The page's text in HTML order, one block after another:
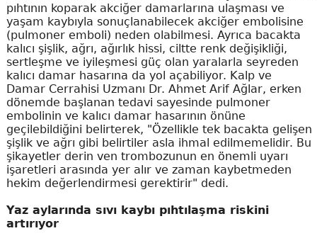
pıhtının koparak akciğer damarlarına ulaşması ve
yaşam kaybıyla sonuçlanabilecek akciğer embolisine
(pulmoner emboli) neden olabilmesi. Ayrıca bacakta
kalıcı şişlik, ağrı, ağırlık hissi, ciltte renk değişikliği,
sertleşme ve iyileşmesi güç olan yaralarla seyreden
kalıcı damar hasarına da yol açabiliyor. Kalp ve
Damar Cerrahisi Uzmanı Dr. Ahmet Arif Ağlar, erken
dönemde başlanan tedavi sayesinde pulmoner
embolinin ve kalıcı damar hasarının önüne
geçilebildiğini belirterek, "Özellikle tek bacakta gelişen
şişlik ve ağrı gibi belirtiler asla ihmal edilmemelidir. Bu
şikayetler derin ven trombozunun en önemli uyarı
işaretleri arasında yer alır ve zaman kaybetmeden
hekim değerlendirmesi gerektirir" dedi.
Yaz aylarında sıvı kaybı pıhtılaşma riskini
artırıyor